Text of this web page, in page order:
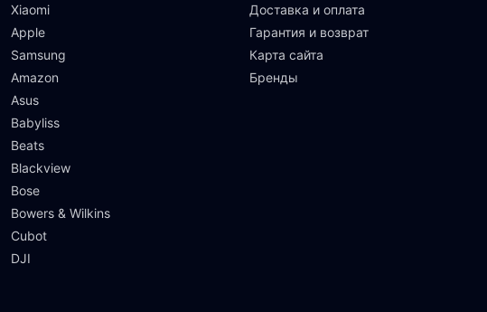
Xiaomi
Apple
Samsung
Amazon
Asus
Babyliss
Beats
Blackview
Bose
Bowers & Wilkins
Cubot
DJI
Доставка и оплата
Гарантия и возврат
Карта сайта
Бренды